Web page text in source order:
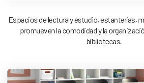
Espacios de lectura y estudio, estanterías,
promueven la comodidad y la
bibliotecas.